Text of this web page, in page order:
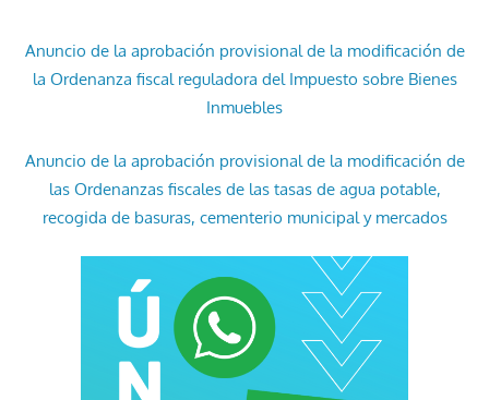
Anuncio de la aprobación provisional de la modificación de
la Ordenanza fiscal reguladora del Impuesto sobre Bienes
Inmuebles
Anuncio de la aprobación provisional de la modificación de
las Ordenanzas fiscales de las tasas de agua potable,
recogida de basuras, cementerio municipal y mercados